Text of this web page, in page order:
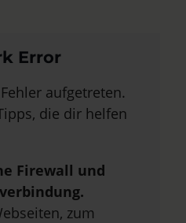
Error
aufgetreten.
die dir helfen
Firewall und
zum